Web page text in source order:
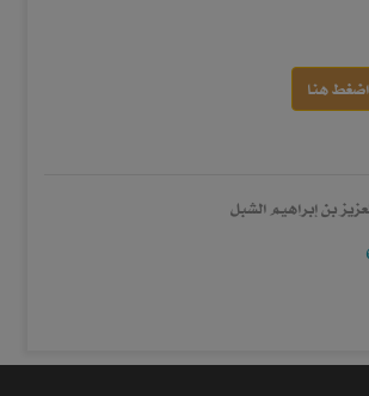
اضغط هنا
بن إبراهيم الشبل